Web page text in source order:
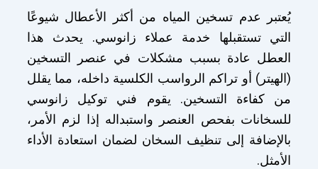
يُعتبر عدم تسخين المياه من أكثر الأعطال شيوعًا
التي تستقبلها خدمة عملاء زانوسي. يحدث هذا
العطل عادة بسبب مشكلات في عنصر التسخين
(الهيتر) أو تراكم الرواسب الكلسية داخله، مما يقلل
من كفاءة التسخين. يقوم فني توكيل زانوسي
للسخانات بفحص العنصر واستبداله إذا لزم الأمر،
بالإضافة إلى تنظيف السخان لضمان استعادة الأداء
الأمثل.